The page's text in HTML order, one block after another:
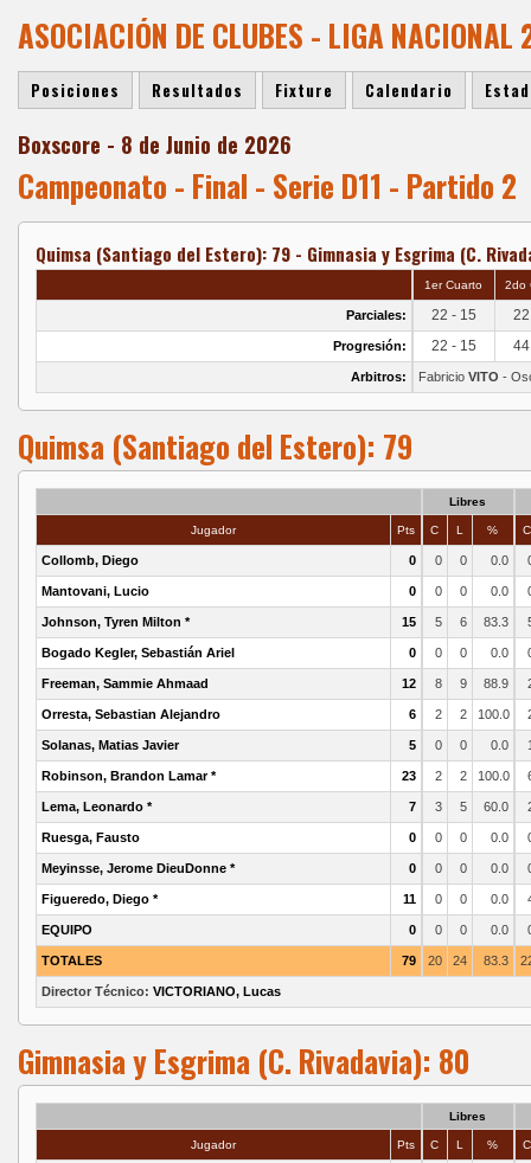
ASOCIACIÓN DE CLUBES - LIGA
Posiciones Resultados Fixture Calendario
Boxscore - 8 de Junio de 2026
Campeonato - Final - Serie D11 - Partido 2
Quimsa (Santiago del Estero): 79 - Gimnasia y Esgrima (C.
1er Cuarto 2do
Parciales: 22 - 15
Progresión: 22 - 15
Arbitros: Fabricio VITO -
Quimsa (Santiago del Estero): 79
Libres
Jugador Pts C L % C
Collomb, Diego 0 0 0 0.0
Mantovani, Lucio 0 0 0 0.0
Johnson, Tyren Milton * 15 5 6 83.3
Bogado Kegler, Sebastián Ariel 0 0 0 0.0
Freeman, Sammie Ahmaad 12 8 9 88.9
Orresta, Sebastian Alejandro 6 2 2 100.0
Solanas, Matias Javier 5 0 0 0.0
Robinson, Brandon Lamar * 23 2 2 100.0
Lema, Leonardo * 7 3 5 60.0
Ruesga, Fausto 0 0 0 0.0
Meyinsse, Jerome DieuDonne * 0 0 0 0.0
Figueredo, Diego * 11 0 0 0.0
EQUIPO 0 0 0 0.0
TOTALES 79 20 24 83.3
Director Técnico: VICTORIANO, Lucas
Gimnasia y Esgrima (C. Rivadavia): 80
Libres
Jugador Pts C L % C